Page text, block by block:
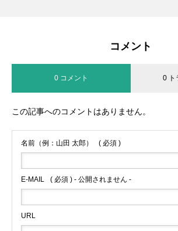
コメント
0 コメント 0 ト
この記事へのコメントはありません。
名前（例：山田 太郎） ( 必須 )
E-MAIL ( 必須 ) - 公開されません -
URL